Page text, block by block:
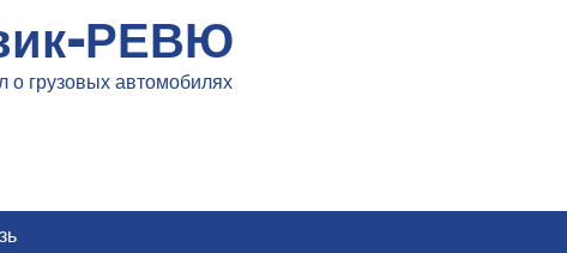
РЕВЮ
о грузовых автомобилях